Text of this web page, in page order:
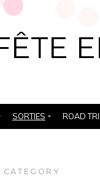
SORTIES ROAD